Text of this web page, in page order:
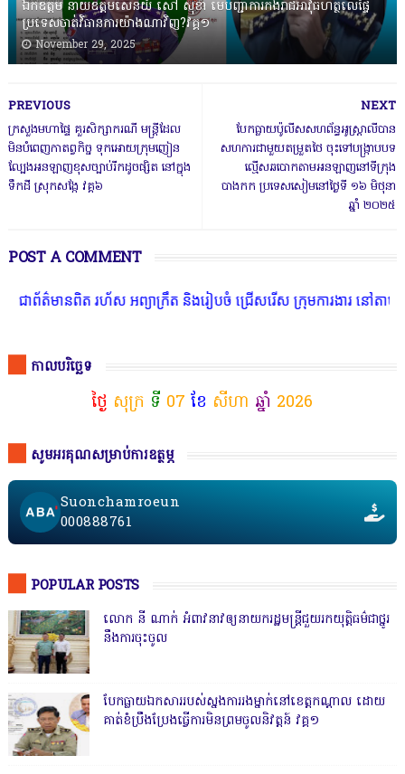
ឯកឧត្តម នាយឧត្តមសេនីយ៍ សៅ សុខា មេបញ្ជាការកងរាជអាវុធហត្ថលើផ្ទៃ
ប្រទេសចាត់វិធានការយ៉ាងណាវិញ?វគ្គ១
November 29, 2025
NEXT
បែកធ្លាយប៉ូលីស​សហព័ន្ធ​អូស្រ្តាលី​បាន
សហការជាមួយ​តម្រួតថៃ ចុះទៅ​បង្ក្រាប​បទ
ល្មើស​ឆបោក​តាមអនឡាញ​នៅ​ទីក្រុង​
បាងកក​ ប្រទេស​សៀម​នៅថ្ងៃទី​ ១៦​ មិថុនា​
ឆ្នាំ​ ២០២៥​
PREVIOUS
ក្រសួងមហាផ្ទៃ គួរសិក្សាករណី មន្ត្រីដែល
មិនបំពេញកាតព្វកិច្ច ទុកអោយក្រុមញៀន
ល្បែងអនឡាញខុសច្បាប់រីកដូចផ្សិត នៅក្នុង
ទឹកដី ស្រុកសង្កែ វគ្គ៦
POST A COMMENT
ស អព្យាក្រឹត និងរៀបចំ ជ្រើសរើស ក្រុមការងារ នៅតាមបណ្តាលរាជធា
កាលបរិច្ឆេទ
ថ្ងៃ សុក្រ ទី 07 ខែ សីហា ឆ្នាំ 2026
សូមអរគុណសម្រាប់ការឧត្ថម្ភ
Suonchamroeun
000888761
POPULAR POSTS
លោក នី ណាក់ អំពាវនាវឲ្យនាយករដ្ឋមន្ត្រីជួយរកយុត្តិធម៌ជាថ្នូរ
នឹងការចុះចូល
បែកធ្លាយឯកសាររបស់ស្នងការរងម្នាក់នៅខេត្តកណ្ដាល ដោយ
គាត់ខំប្រឹងប្រែងធ្វើការមិនព្រមចូលនិវត្តន៍ វគ្គ១